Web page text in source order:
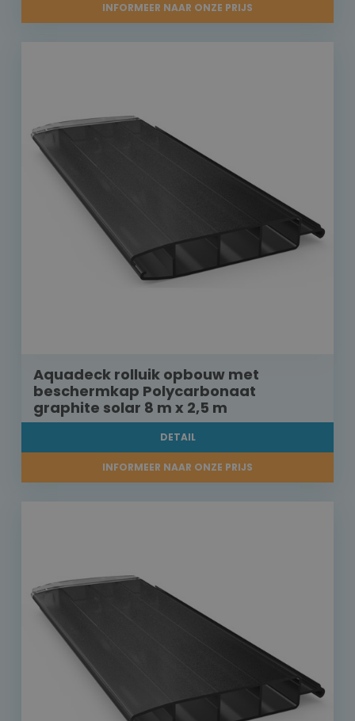
INFORMEER NAAR ONZE PRIJS
Aquadeck rolluik opbouw met
beschermkap Polycarbonaat
graphite solar 8 m x 2,5 m
DETAIL
INFORMEER NAAR ONZE PRIJS